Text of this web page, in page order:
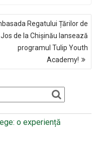
Regatului Țărilor de
Jos de la Chișinău lansează
programul Tulip Youth
Academy!
o experiență